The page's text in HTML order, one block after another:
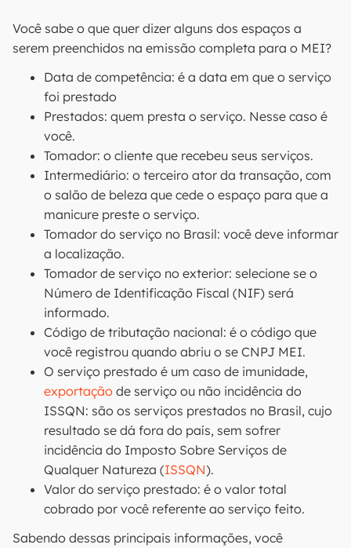
Você sabe o que quer dizer alguns dos espaços a
serem preenchidos na emissão completa para o MEI?
Data de competência: é a data em que o serviço
foi prestado
Prestados: quem presta o serviço. Nesse caso é
você.
Tomador: o cliente que recebeu seus serviços.
Intermediário: o terceiro ator da transação, com
o salão de beleza que cede o espaço para que a
manicure preste o serviço.
Tomador do serviço no Brasil: você deve informar
a localização.
Tomador de serviço no exterior: selecione se o
Número de Identificação Fiscal (NIF) será
informado.
Código de tributação nacional: é o código que
você registrou quando abriu o se CNPJ MEI.
O serviço prestado é um caso de imunidade,
exportação de serviço ou não incidência do
ISSQN: são os serviços prestados no Brasil, cujo
resultado se dá fora do país, sem sofrer
incidência do Imposto Sobre Serviços de
Qualquer Natureza (ISSQN).
Valor do serviço prestado: é o valor total
cobrado por você referente ao serviço feito.
Sabendo dessas principais informações, você